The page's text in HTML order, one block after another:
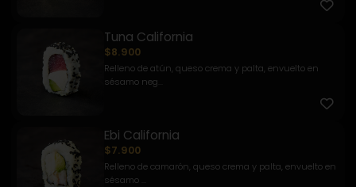
Tuna California
$8.900
Relleno de atún, queso crema y palta, envuelto en
sésamo neg...
Ebi California
$7.900
Relleno de camarón, queso crema y palta, envuelto en
sésamo ...